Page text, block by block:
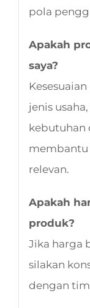
pola
Apakah
saya?
jenis
kebutuhan
membantu
relevan.
Apakah
produk?
Jika harga
silakan
dengan